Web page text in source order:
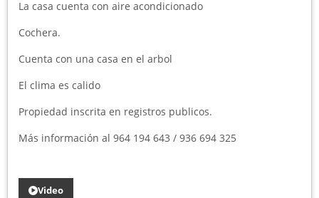
La casa cuenta con aire acondicionado
Cochera.
Cuenta con una casa en el arbol
El clima es calido
Propiedad inscrita en registros publicos.
Más información al 964 194 643 / 936 694 325
Video